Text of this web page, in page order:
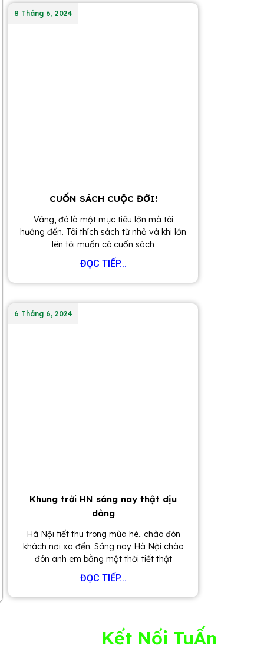
CUỐN SÁCH CUỘC ĐỜI!
8 Tháng 6, 2024
Vâng, đó là một mục tiêu lớn mà tôi
hướng đến. Tôi thích sách từ nhỏ và khi lớn
lên tôi muốn có cuốn sách
ĐỌC TIẾP...
Khung trời HN sáng nay thật dịu
dàng
6 Tháng 6, 2024
Hà Nội tiết thu trong mùa hè…chào đón
khách nơi xa đến. Sáng nay Hà Nội chào
đón anh em bằng một thời tiết thật
ĐỌC TIẾP...
Kết Nối TuẤn